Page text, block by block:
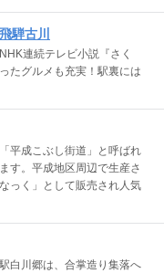
騨古川
連続テレビ小説『さく
たグルメも充実！駅裏には
平成こぶし街道」と呼ばれ
す。平成地区周辺で生産さ
っく」として販売され人気
白川郷は、合掌造り集落へ